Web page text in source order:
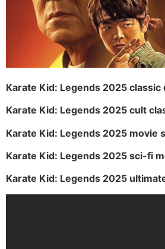
Karate Kid: Legends 2025
Karate Kid: Legends 2025 cult
Karate Kid: Legends 2025 movie
Karate Kid: Legends 2025 sci-fi
Karate Kid: Legends 2025